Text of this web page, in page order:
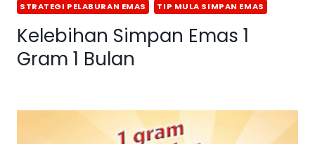
STRATEGI PELABURAN EMAS
TIP MULA SIMPAN EMAS
Kelebihan Simpan Emas 1
Gram 1 Bulan